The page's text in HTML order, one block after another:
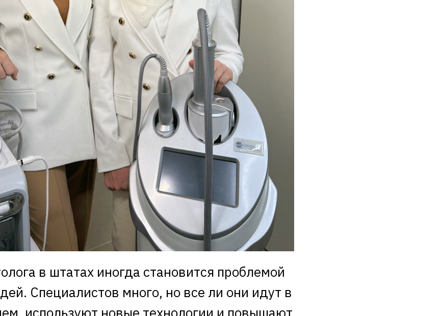
в штатах иногда становится проблемой
Специалистов много, но все ли они идут в
используют новые технологии и повышают